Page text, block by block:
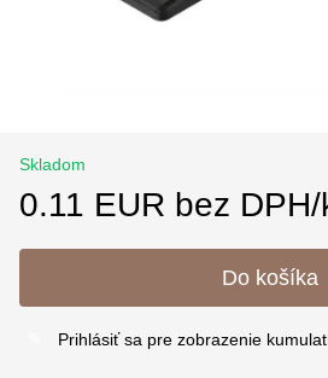
Skladom
0.11 EUR bez DPH/
Do košíka
Prihlásiť sa pre zobrazenie